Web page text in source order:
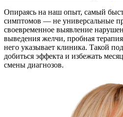
Опираясь на наш опыт, самый
симптомов — не универсальные
своевременное выявление
выведения желчи, пробная
него указывает клиника. Такой
добиться эффекта и избежать
смены диагнозов.